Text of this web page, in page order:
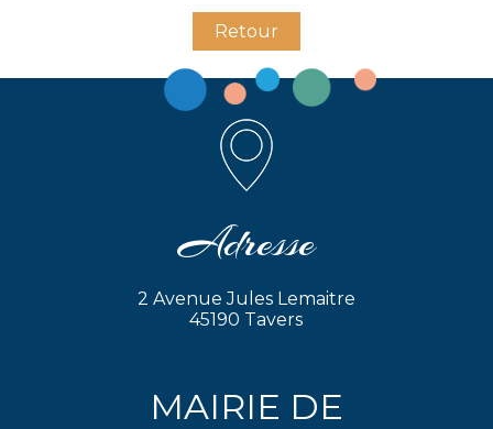
Retour
Adresse
2 Avenue Jules Lemaitre
45190 Tavers
MAIRIE DE